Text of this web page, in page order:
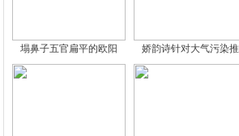
塌鼻子五官扁平的欧阳 娇韵诗针对大气污染推